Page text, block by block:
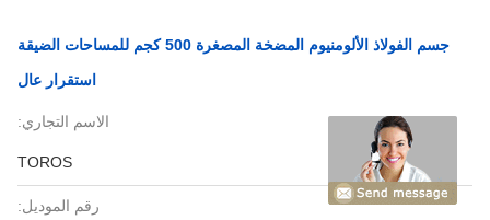
جسم الفولاذ الألومنيوم المضخة المصغرة 500 كجم للمساحات الضيقة
استقرار عال
الاسم التجاري:
TOROS
رقم الموديل: